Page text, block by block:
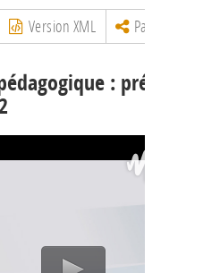
Version XML Partager
: